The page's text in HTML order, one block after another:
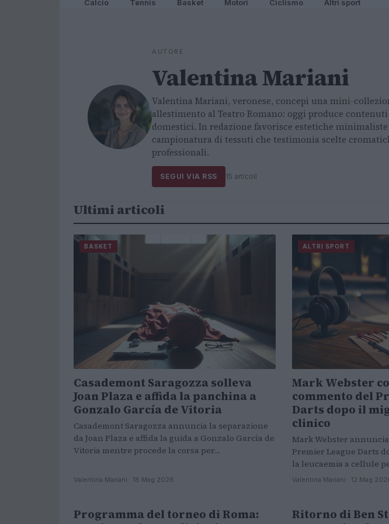
Calcio Tennis Basket Motori Ciclismo Altri sport
AUTORE
Valentina Mariani
Valentina Mariani, veronese, concepì una mini-
allestimento al Teatro Romano: oggi produce
domestici. In redazione favorisce estetiche
campionatura di tessuti che testimonia scelte
professionali.
SEGUI VIA RSS 15 articoli
Ultimi articoli
BASKET
Casademont Saragozza solleva
Joan Plaza e affida la panchina a
Gonzalo García de Vitoria
Casademont Saragozza annuncia la separazione
da Joan Plaza e affida la guida a Gonzalo García de
Vitoria mentre procede la corsa per…
Valentina Mariani · 18 Mag 2026
ALTRI SPORT
Mark Webster
commento del
Darts dopo il
clinico
Mark Webster
Premier League Darts
la leucaemia a cellule
Valentina Mariani · 12 Mag
TENNIS
Programma del torneo di Roma:
ALTRI SPORT
Ritorno di Ben